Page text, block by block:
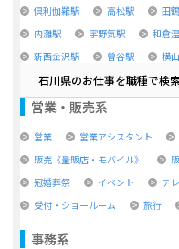
倶利伽羅駅
高松駅 田
内灘駅
宇野気駅 和倉
新西金沢駅
曽谷駅 横
石川県のお仕事を職種で検
営業・販売系
営業 営業アシスタント
販売《量販店・モバイル》
冠婚葬祭
イベント
テ
受付・ショールーム
旅行
事務系